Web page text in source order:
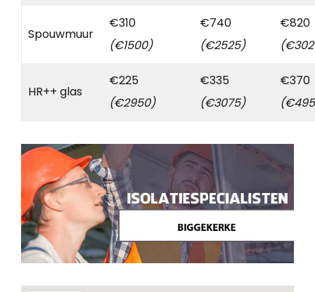
Spouwmuur
€310
(€1500)
€740
(€2525)
€820
HR++ glas
€225
(€2950)
€335
(€3075)
€370